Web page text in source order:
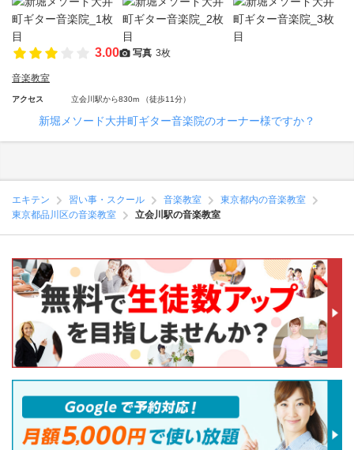
3.00 写真 3枚
音楽教室
アクセス 立会川駅から830m （徒歩11分）
新堀メソード大井町ギター音楽院のオーナー様ですか？
エキテン 習い事・スクール 音楽教室
東京都内の音楽教室
東京都品川区の音楽教室
立会川駅の音楽教室